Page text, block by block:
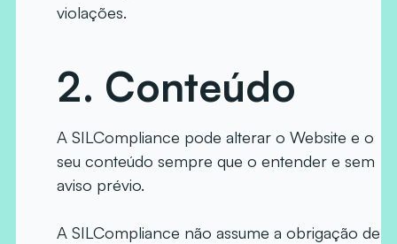
violações.
2. Conteúdo
A SILCompliance pode alterar o Website e o
seu conteúdo sempre que o entender e sem
aviso prévio.
A SILCompliance não assume a obrigação de